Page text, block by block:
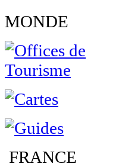
MONDE
FRANCE